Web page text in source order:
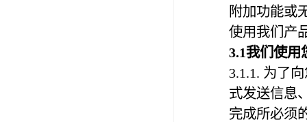
附加功能或
使用我们产
3.1我们使用
3.1.1. 为了
式发送信息
完成所必须